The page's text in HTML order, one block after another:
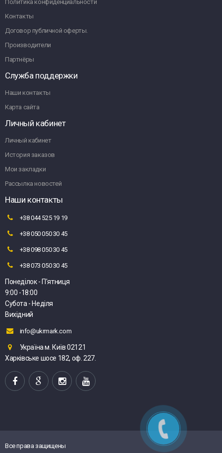
Политика конфиденциальности
Контакты
Договор публичной оферты.
Производители
Партнёры
Служба поддержки
Наши контакты
Карта сайта
Личный кабинет
Личный кабинет
История заказов
Мои закладки
Рассылка новостей
Наши контакты
+38 044 525 19 19
+38 050 050 30 45
+38 098 050 30 45
+38 073 050 30 45
Понеділок - П'ятниця
9:00 -18:00
Субота - Неділя
Вихідний
info@ukrmark.com
Україна м. Київ 02121
Харківське шосе 182, оф. 227.
Все права защищены